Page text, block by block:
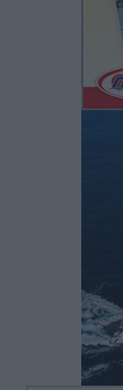
“πτήση”
Αθλητικά•
Αθλητικά•